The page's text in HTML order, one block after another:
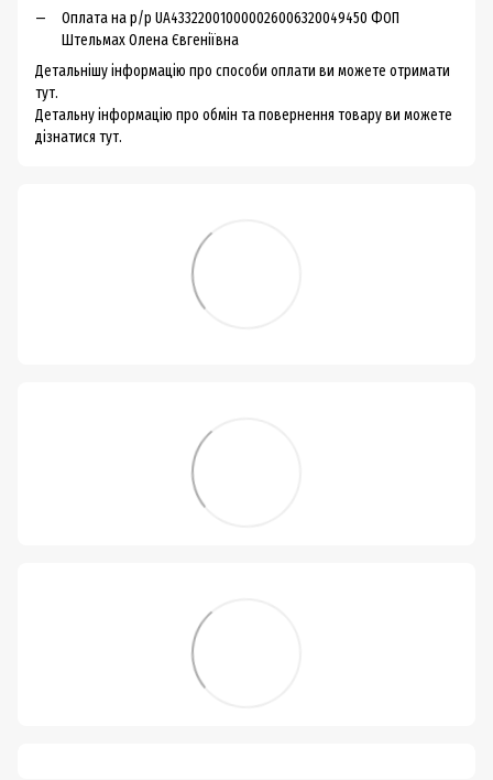
Оплата на р/р UA433220010000026006320049450 ФОП
Штельмах Олена Євгеніївна
Детальнішу інформацію про способи оплати ви можете отримати
тут.
Детальну інформацію про обмін та повернення товару ви можете
дізнатися тут.